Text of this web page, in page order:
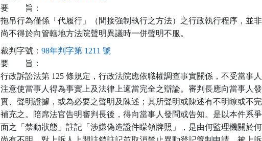
要
旨：
拖吊行為僅係「代履行」（間接強制執行之方法）之行政執行程序，並
尚不得於向管轄地方法院聲明異議時一併聲明不服。
裁判字號： 98年判字第 1211 號
要
旨：
行政訴訟法第 125 條規定，行政法院應依職權調查事實關係，不受當事
注意使當事人得為事實上及法律上適當完全之辯論。審判長應向當事人
實、聲明證據，或為必要之聲明及陳述；其所聲明或陳述有不明瞭或不
補充之。陪席法官告明審判長後，得向當事人發問或告知。是以本件系
面之「禁動狀態」註記「涉嫌偽造證件矇領牌照」，是由何監理機關於